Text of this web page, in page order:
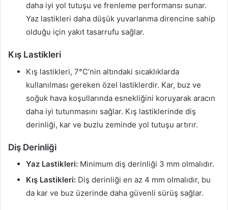
daha iyi yol tutuşu ve frenleme performansı sunar.
Yaz lastikleri daha düşük yuvarlanma direncine sahip
olduğu için yakıt tasarrufu sağlar.
Kış Lastikleri
Kış lastikleri, 7°C’nin altındaki sıcaklıklarda
kullanılması gereken özel lastiklerdir. Kar, buz ve
soğuk hava koşullarında esnekliğini koruyarak aracın
daha iyi tutunmasını sağlar. Kış lastiklerinde diş
derinliği, kar ve buzlu zeminde yol tutuşu artırır.
Diş Derinliği
Yaz Lastikleri: Minimum diş derinliği 3 mm olmalıdır.
Kış Lastikleri: Diş derinliği en az 4 mm olmalıdır, bu
da kar ve buz üzerinde daha güvenli sürüş sağlar.